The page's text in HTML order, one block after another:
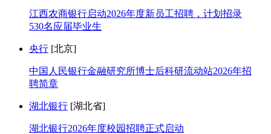
江西农商银行启动2026年度新员工招聘，计划招录
530名应届毕业生
央行 [北京]
中国人民银行金融研究所博士后科研流动站2026年招
聘简章
湖北银行 [湖北省]
湖北银行2026年度校园招聘正式启动